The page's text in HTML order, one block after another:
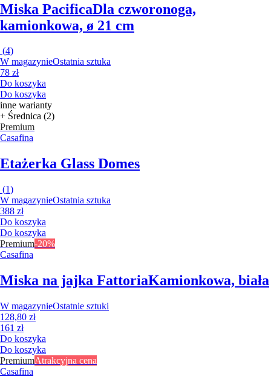
Miska PacificaDla czworonoga,
kamionkowa, ø 21 cm
(4)
W magazynieOstatnia sztuka
78 zł
Do koszyka
Do koszyka
inne warianty
+ Średnica (2)
Premium
Casafina
Etażerka Glass Domes
(1)
W magazynieOstatnia sztuka
388 zł
Do koszyka
Do koszyka
Premium-20%
Casafina
Miska na jajka FattoriaKamionkowa, biała
W magazynieOstatnie sztuki
128,80 zł
161 zł
Do koszyka
Do koszyka
PremiumAtrakcyjna cena
Casafina